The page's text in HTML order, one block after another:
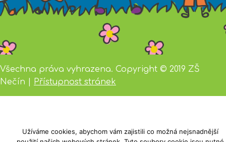
Všechna práva vyhrazena. Copyright © 2019 ZŠ
Nečín |
Přístupnost stránek
Užíváme cookies, abychom vám zajistili co možná nejsnadnější